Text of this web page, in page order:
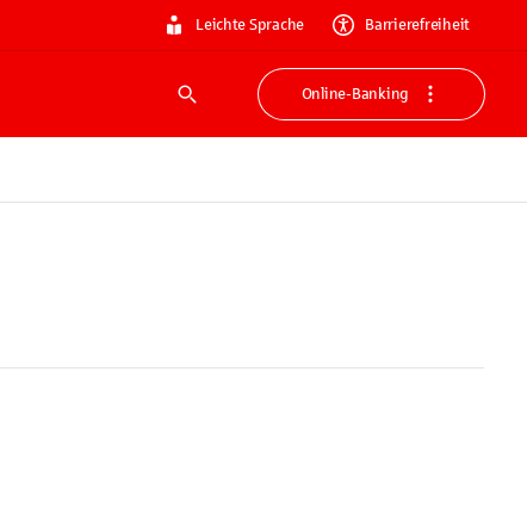
Leichte Sprache Barrierefreiheit
Suche
Online-Banking